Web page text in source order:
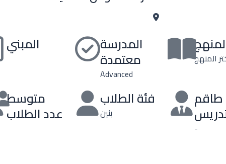
المنهج
المدرسة
معتمدة
Advanced
المبني
طاقم
-
فئة الطلاب
بنين
متوسط
عدد الطلاب